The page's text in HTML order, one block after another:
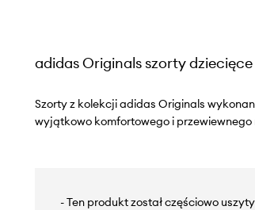
adidas Originals szorty dziecięce
Szorty z kolekcji adidas Originals
wyjątkowo komfortowego i
- Ten produkt został częściowo